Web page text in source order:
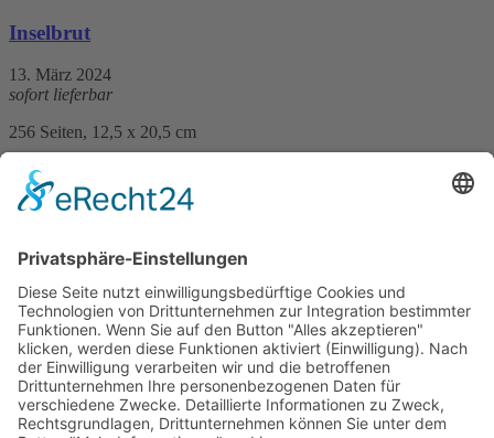
Inselbrut
13. März 2024
sofort lieferbar
256 Seiten, 12,5 x 20,5 cm
Print 12,– € / E-Book
mehr Infos …
Maren Schwarz
Inselgrauen
9. März 2022
sofort lieferbar